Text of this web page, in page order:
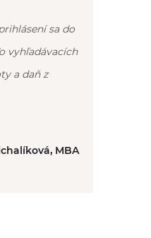
sa do
vyhľadávacích
a daň z
MBA